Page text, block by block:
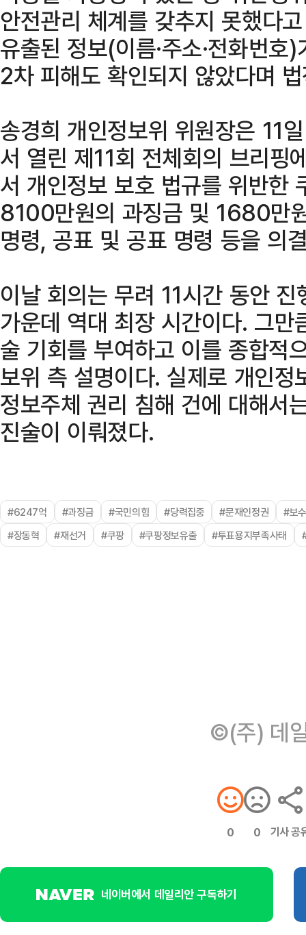
안전관리 체계를 갖추지 못했다
유출된 정보(이름·주소·전화번
2차 피해도 확인되지 않았다며
송경희 개인정보위 위원장은 11
서 열린 제11회 전체회의 브리
서 개인정보 보호 법규를 위반
8100만원의 과징금 및 1680만
명령, 공표 및 공표 명령 등을 의
이날 회의는 무려 11시간 동안
가운데 역대 최장 시간이다. 그
술 기회를 부여하고 이를 종합적
보위 측 설명이다. 실제로 개인
정보주체 권리 침해 건에 대해서
진술이 이뤄졌다.
#6247억 #과징금 #국민의힘 #당력집중 #문재인정권
#보
#장동혁
#재선거 #쿠팡 #쿠팡정보유출 #투표용지부족사태
©(주) 데
0 0 기사 공
네이버에서 데일리안 구독하기